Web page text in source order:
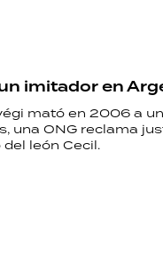
imitador en
mató en 2006 a un
una ONG reclama
león Cecil.